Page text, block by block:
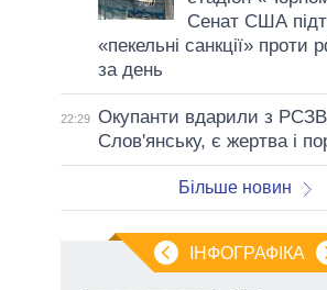
Сенат США
«пекельні санкції» проти
за день
22:29 Окупанти вдарили з
Слов'янську, є жертва і
Більше новин
ІНФОГРАФІКА